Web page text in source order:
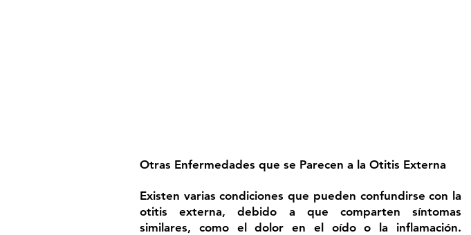
Otras Enfermedades que se Parecen a la Otitis Externa
Existen varias condiciones que pueden confundirse con la
otitis externa, debido a que comparten síntomas
similares, como el dolor en el oído o la inflamación.